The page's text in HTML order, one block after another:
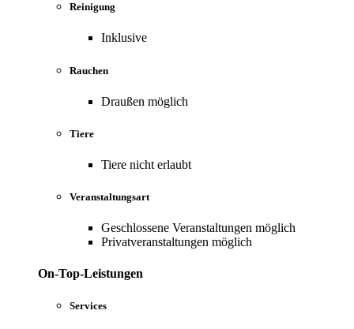
Reinigung
Inklusive
Rauchen
Draußen möglich
Tiere
Tiere nicht erlaubt
Veranstaltungsart
Geschlossene Veranstaltungen möglich
Privatveranstaltungen möglich
On-Top-Leistungen
Services